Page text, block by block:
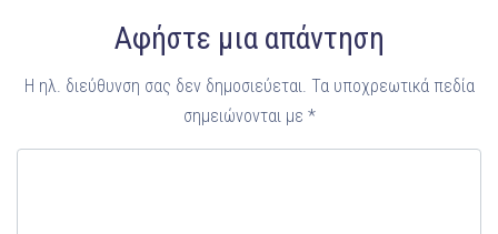
Αφήστε μια απάντηση
Η ηλ. διεύθυνση σας δεν δημοσιεύεται. Τα υποχρεωτικά πεδία
σημειώνονται με *